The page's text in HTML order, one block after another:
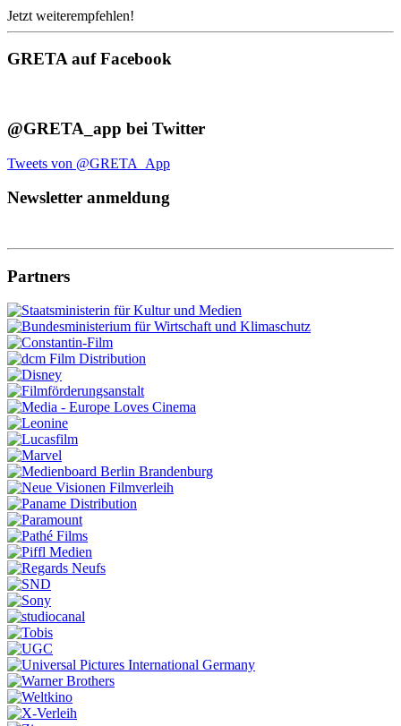
Jetzt weiterempfehlen!
GRETA auf Facebook
@GRETA_app bei Twitter
Tweets von @GRETA_App
Newsletter anmeldung
Partners